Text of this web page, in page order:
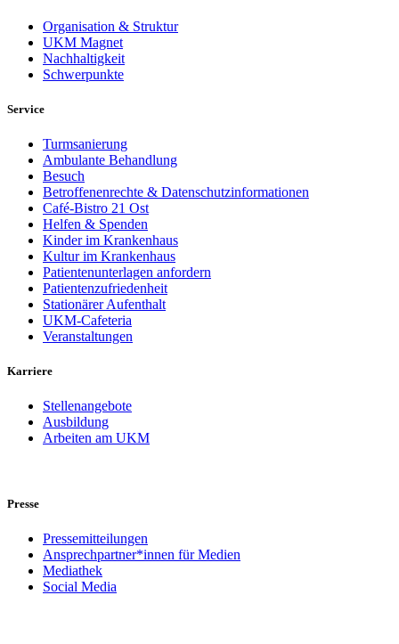
Organisation & Struktur
UKM Magnet
Nachhaltigkeit
Schwerpunkte
Service
Turmsanierung
Ambulante Behandlung
Besuch
Betroffenenrechte & Datenschutzinformationen
Café-Bistro 21 Ost
Helfen & Spenden
Kinder im Krankenhaus
Kultur im Krankenhaus
Patientenunterlagen anfordern
Patientenzufriedenheit
Stationärer Aufenthalt
UKM-Cafeteria
Veranstaltungen
Karriere
Stellenangebote
Ausbildung
Arbeiten am UKM
Presse
Pressemitteilungen
Ansprechpartner*innen für Medien
Mediathek
Social Media